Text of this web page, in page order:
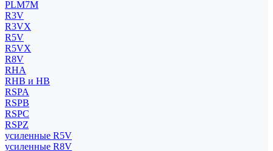
PLM7M
R3V
R3VX
R5V
R5VX
R8V
RHA
RHB и HB
RSPA
RSPB
RSPC
RSPZ
усиленные R5V
усиленные R8V